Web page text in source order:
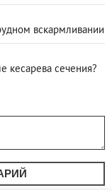
вскармливании
кесарева сечения?